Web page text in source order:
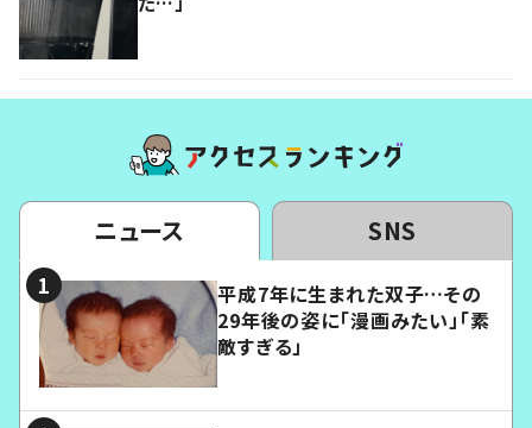
ニュース SNS
平成7年に生まれた双子…その
29年後の姿に「漫画みたい」「素
敵すぎる」